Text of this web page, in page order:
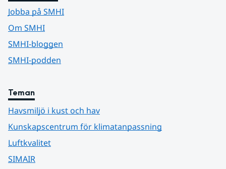
Jobba på SMHI
Om SMHI
SMHI-bloggen
SMHI-podden
Teman
Havsmiljö i kust och hav
Kunskapscentrum för klimatanpassning
Luftkvalitet
SIMAIR